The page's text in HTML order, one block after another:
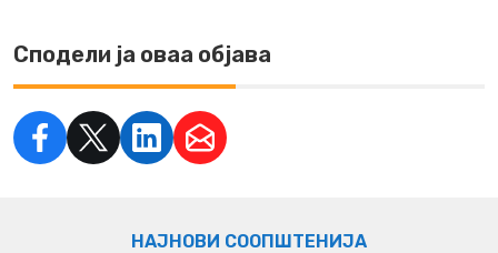
Сподели ја оваа објава
НАЈНОВИ СООПШТЕНИЈА